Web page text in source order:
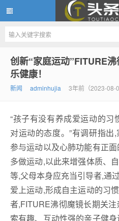
头条中国网
创新“家庭运动”FITURE
乐健康！
新闻 adminhujia 3年前（2023-08-
“孩子有没有养成爱运动的
对运动的态度。”有调研指
参与运动以及心肺功能有正
多做运动,以此来增强体质、
等,父母本身应充当引导者,通
爱上运动,形成自主运动的习
者,FITURE沸彻魔镜长期关
索有趣、互动性强的亲子健